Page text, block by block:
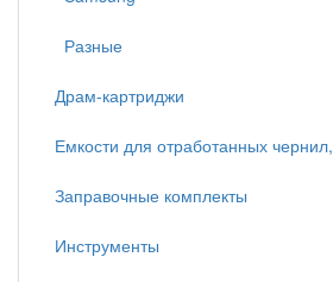
Разные
Драм-картриджи
Емкости для отработанных чернил,
Заправочные комплекты
Инструменты